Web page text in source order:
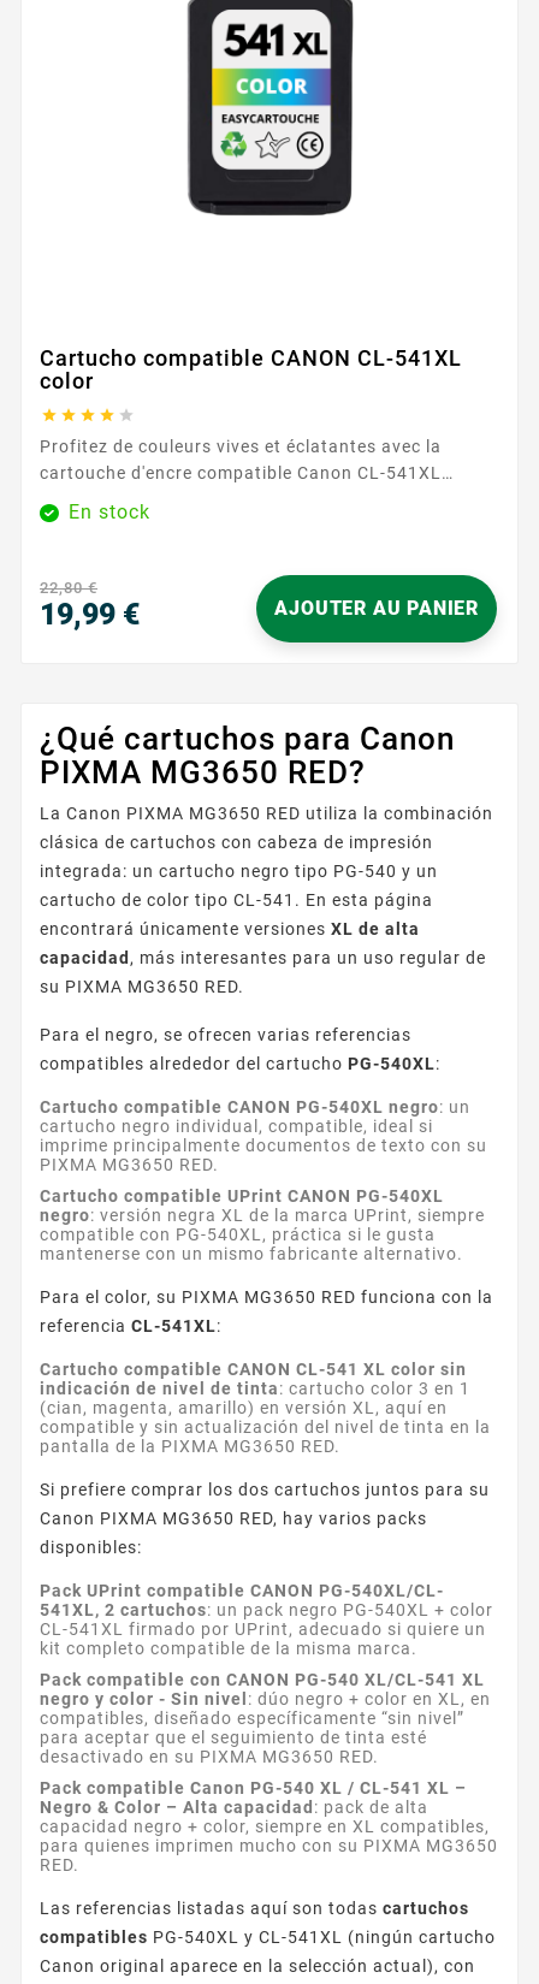
Cartucho compatible CANON CL-541XL
color
    
Profitez de couleurs vives et éclatantes avec la
cartouche d'encre compatible Canon CL-541XL
couleur. Parfaite pour les photos et les documents
colorés, elle garantit des résultats de haute qualité et
pages, cette cartouche assure des impressions
durables et fiables, idéales pour les travaux
nécessitant des couleurs riches et intenses. Sa...
En stock
22,80 €
19,99 € AJOUTER AU PANIER
¿Qué cartuchos para Canon
PIXMA MG3650 RED?
La Canon PIXMA MG3650 RED utiliza la combinación
clásica de cartuchos con cabeza de impresión
integrada: un cartucho negro tipo PG-540 y un
cartucho de color tipo CL-541. En esta página
encontrará únicamente versiones XL de alta
capacidad, más interesantes para un uso regular de
su PIXMA MG3650 RED.
Para el negro, se ofrecen varias referencias
compatibles alrededor del cartucho PG-540XL:
Cartucho compatible CANON PG-540XL negro: un
cartucho negro individual, compatible, ideal si
imprime principalmente documentos de texto con su
PIXMA MG3650 RED.
Cartucho compatible UPrint CANON PG-540XL
negro: versión negra XL de la marca UPrint, siempre
compatible con PG-540XL, práctica si le gusta
mantenerse con un mismo fabricante alternativo.
Para el color, su PIXMA MG3650 RED funciona con la
referencia CL-541XL:
Cartucho compatible CANON CL-541 XL color sin
indicación de nivel de tinta: cartucho color 3 en 1
(cian, magenta, amarillo) en versión XL, aquí en
compatible y sin actualización del nivel de tinta en la
pantalla de la PIXMA MG3650 RED.
Si prefiere comprar los dos cartuchos juntos para su
Canon PIXMA MG3650 RED, hay varios packs
disponibles:
Pack UPrint compatible CANON PG-540XL/CL-
541XL, 2 cartuchos: un pack negro PG-540XL + color
CL-541XL firmado por UPrint, adecuado si quiere un
kit completo compatible de la misma marca.
Pack compatible con CANON PG-540 XL/CL-541 XL
negro y color - Sin nivel : dúo negro + color en XL, en
compatibles, diseñado específicamente “sin nivel”
para aceptar que el seguimiento de tinta esté
desactivado en su PIXMA MG3650 RED.
Pack compatible Canon PG-540 XL / CL-541 XL –
Negro & Color – Alta capacidad : pack de alta
capacidad negro + color, siempre en XL compatibles,
para quienes imprimen mucho con su PIXMA MG3650
RED.
Las referencias listadas aquí son todas cartuchos
compatibles PG-540XL y CL-541XL (ningún cartucho
Canon original aparece en la selección actual), con